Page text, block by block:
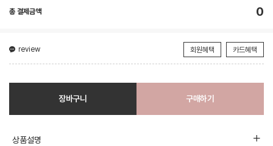
총 결제금액 0
review 회원혜택 카드혜택
장바구니 구매하기
상품설명